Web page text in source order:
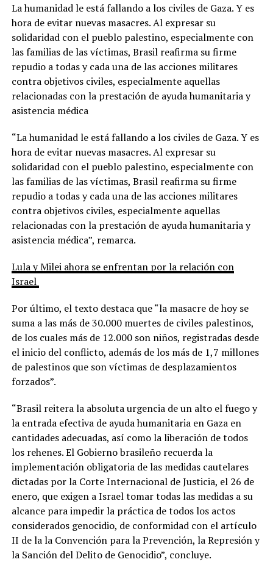
La humanidad le está fallando a los civiles de Gaza. Y es
hora de evitar nuevas masacres. Al expresar su
solidaridad con el pueblo palestino, especialmente con
las familias de las víctimas, Brasil reafirma su firme
repudio a todas y cada una de las acciones militares
contra objetivos civiles, especialmente aquellas
relacionadas con la prestación de ayuda humanitaria y
asistencia médica
“La humanidad le está fallando a los civiles de Gaza. Y es
hora de evitar nuevas masacres. Al expresar su
solidaridad con el pueblo palestino, especialmente con
las familias de las víctimas, Brasil reafirma su firme
repudio a todas y cada una de las acciones militares
contra objetivos civiles, especialmente aquellas
relacionadas con la prestación de ayuda humanitaria y
asistencia médica”, remarca.
Lula y Milei ahora se enfrentan por la relación con
Israel
Por último, el texto destaca que “la masacre de hoy se
suma a las más de 30.000 muertes de civiles palestinos,
de los cuales más de 12.000 son niños, registradas desde
el inicio del conflicto, además de los más de 1,7 millones
de palestinos que son víctimas de desplazamientos
forzados”.
“Brasil reitera la absoluta urgencia de un alto el fuego y
la entrada efectiva de ayuda humanitaria en Gaza en
cantidades adecuadas, así como la liberación de todos
los rehenes. El Gobierno brasileño recuerda la
implementación obligatoria de las medidas cautelares
dictadas por la Corte Internacional de Justicia, el 26 de
enero, que exigen a Israel tomar todas las medidas a su
alcance para impedir la práctica de todos los actos
considerados genocidio, de conformidad con el artículo
II de la la Convención para la Prevención, la Represión y
la Sanción del Delito de Genocidio”, concluye.